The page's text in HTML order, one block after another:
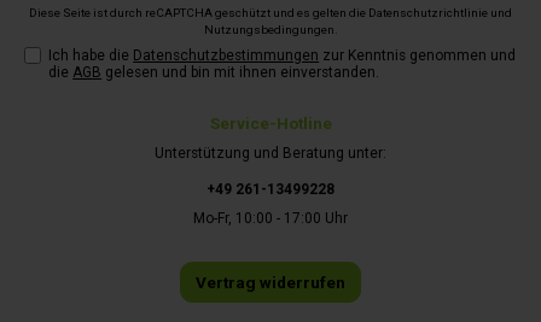
Service-Hotline
Unterstützung und Beratung unter:
+49 261-13499228
Mo-Fr, 10:00 - 17:00 Uhr
Vertrag widerrufen
Diese Seite ist durch reCAPTCHA geschützt und es gelten die Datenschutzrichtlinie und
Nutzungsbedingungen.
Ich habe die Datenschutzbestimmungen zur Kenntnis genommen und
die AGB gelesen und bin mit ihnen einverstanden.